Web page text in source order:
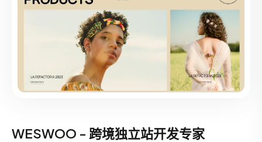
WESWOO - 跨境独立站开发专家